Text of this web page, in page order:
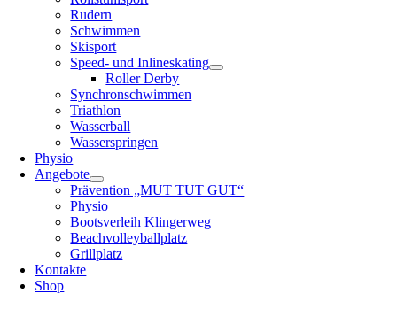
Rudern
Schwimmen
Skisport
Speed- und Inlineskating
Roller Derby
Synchronschwimmen
Triathlon
Wasserball
Wasserspringen
Physio
Angebote
Prävention „MUT TUT GUT“
Physio
Bootsverleih Klingerweg
Beachvolleyballplatz
Grillplatz
Kontakte
Shop